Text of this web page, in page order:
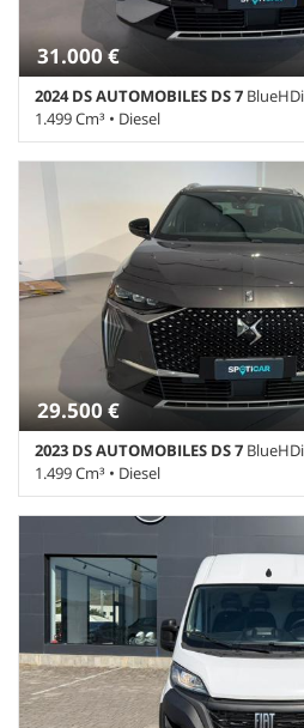
31.000 €
2024 DS AUTOMOBILES DS 7
1.499 Cm³ • Diesel
16.000 Km • Cambio Automatico (8) •
Porte • ABS • Airbag • Airbag laterali
testa • Alzacristalli elettrici •
• Chiusura centralizzata •
Cruise Control • ESP • Filtro
elettronico • Interni in pelle • Park
elettrica sedili • Sedile posteriore
Navigatore satellitare • Specchietti
per parcheggio assistito • Tetto
29.500 €
2023 DS AUTOMOBILES DS 7
1.499 Cm³ • Diesel
33.500 Km • Cambio Automatico (8)
Airbag testa • Alzacristalli elettrici •
in lega • Chiusura centralizzata •
trazione • Cruise Control • ESP •
Immobilizzatore elettronico • Interni
Control • Regolazione elettrica sedili
• Servosterzo • Navigatore satellitare
• Telecamera per parcheggio assistito